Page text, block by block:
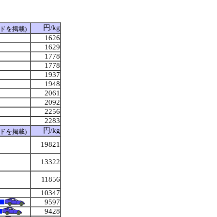
を掲載)
円/kg
1626
1629
1778
1778
1937
1948
2061
2092
2256
2283
を掲載)
円/kg
19821
13322
11856
10347
9597
9428